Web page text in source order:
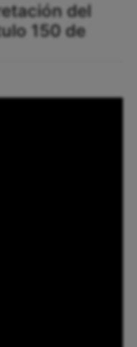
del
150 de